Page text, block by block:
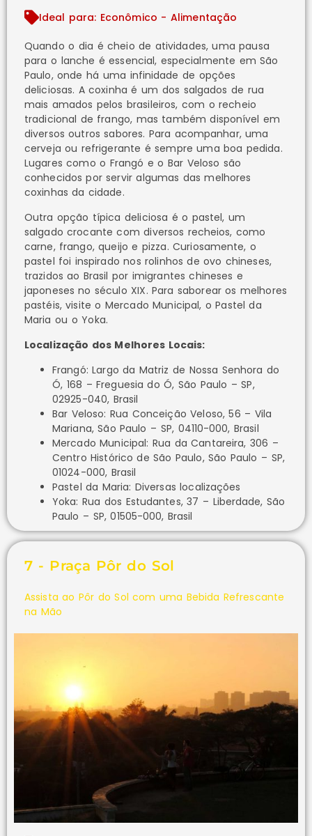
Ideal para: Econômico - Alimentação
Quando o dia é cheio de atividades, uma pausa
para o lanche é essencial, especialmente em São
Paulo, onde há uma infinidade de opções
deliciosas. A coxinha é um dos salgados de rua
mais amados pelos brasileiros, com o recheio
tradicional de frango, mas também disponível em
diversos outros sabores. Para acompanhar, uma
cerveja ou refrigerante é sempre uma boa pedida.
Lugares como o Frangó e o Bar Veloso são
conhecidos por servir algumas das melhores
coxinhas da cidade.
Outra opção típica deliciosa é o pastel, um
salgado crocante com diversos recheios, como
carne, frango, queijo e pizza. Curiosamente, o
pastel foi inspirado nos rolinhos de ovo chineses,
trazidos ao Brasil por imigrantes chineses e
japoneses no século XIX. Para saborear os melhores
pastéis, visite o Mercado Municipal, o Pastel da
Maria ou o Yoka.
Localização dos Melhores Locais:
Frangó: Largo da Matriz de Nossa Senhora do
Ó, 168 – Freguesia do Ó, São Paulo – SP,
02925-040, Brasil
Bar Veloso: Rua Conceição Veloso, 56 – Vila
Mariana, São Paulo – SP, 04110-000, Brasil
Mercado Municipal: Rua da Cantareira, 306 –
Centro Histórico de São Paulo, São Paulo – SP,
01024-000, Brasil
Pastel da Maria: Diversas localizações
Yoka: Rua dos Estudantes, 37 – Liberdade, São
Paulo – SP, 01505-000, Brasil
7 - Praça Pôr do Sol
Assista ao Pôr do Sol com uma Bebida Refrescante
na Mão